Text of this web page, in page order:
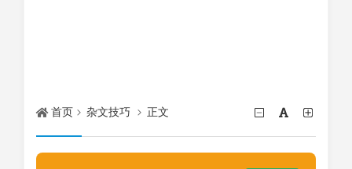
首页 杂文技巧 正文